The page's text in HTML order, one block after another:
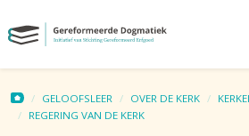
GELOOFSLEER OVER DE KERK
REGERING VAN DE KERK